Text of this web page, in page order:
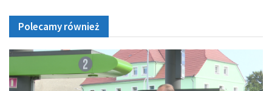
Polecamy również